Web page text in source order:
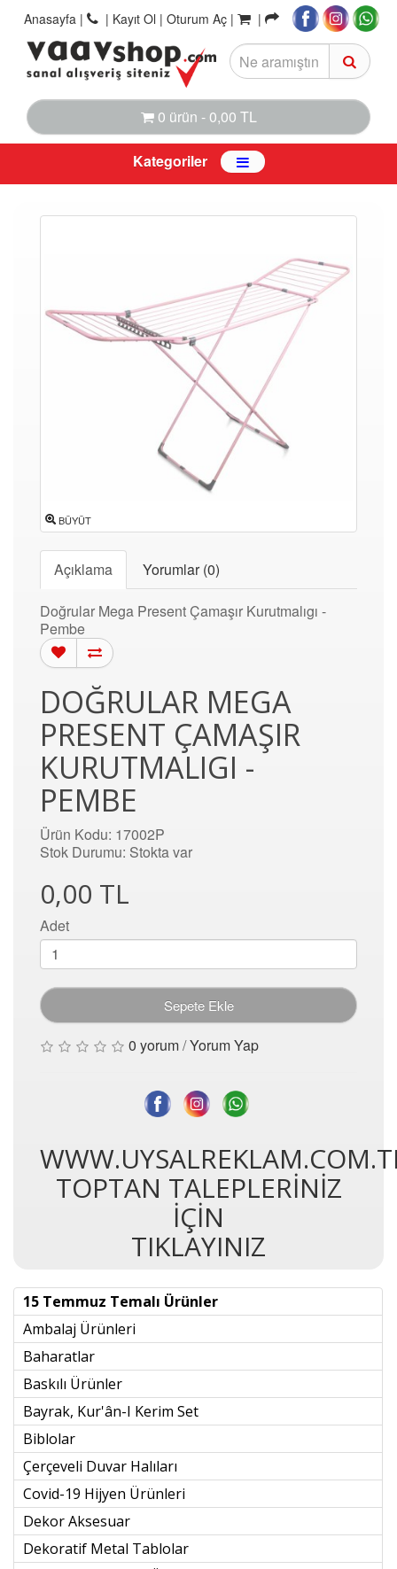
Anasayfa | | Kayıt Ol | Oturum Aç | |
0 ürün - 0,00 TL
Kategoriler
BÜYÜT
Açıklama Yorumlar (0)
Doğrular Mega Present Çamaşır Kurutmalıgı -
Pembe
DOĞRULAR MEGA
PRESENT ÇAMAŞIR
KURUTMALIGI -
PEMBE
Ürün Kodu: 17002P
Stok Durumu: Stokta var
0,00 TL
Adet
Sepete Ekle
0 yorum/Yorum Yap
TOPTAN TALEPLERİNİZ
İÇİN
TIKLAYINIZ
15 Temmuz Temalı Ürünler
Ambalaj Ürünleri
Baharatlar
Baskılı Ürünler
Bayrak, Kur'ân-I Kerim Set
Biblolar
Çerçeveli Duvar Halıları
Covid-19 Hijyen Ürünleri
Dekor Aksesuar
Dekoratif Metal Tablolar